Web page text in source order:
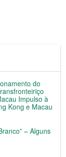
do
Impulso à
Kong e Macau
– Alguns